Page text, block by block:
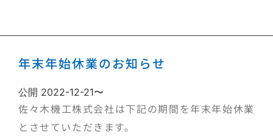
年末年始休業のお知らせ
公開 2022-12-21〜
佐々木機工株式会社は下記の期間を年末年始休業
とさせていただきます。